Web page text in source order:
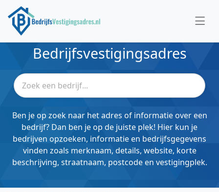
Bedrijfsvestigingsadres
Ben je op zoek naar het adres of informatie over een
bedrijf? Dan ben je op de juiste plek! Hier kun je
bedrijven opzoeken, informatie en bedrijfsgegevens
vinden zoals merknaam, details, website, korte
beschrijving, straatnaam, postcode en vestigingplek.